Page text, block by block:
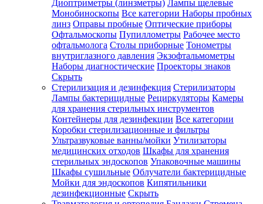
Диоптриметры (линзметры) Лампы щелевые
Монобиноскопы Все категории Наборы пробных
линз Оправы пробные Оптические приборы
Офтальмоскопы Пупиллометры Рабочее место
офтальмолога Столы приборные Тонометры
внутриглазного давления Экзофтальмометры
Наборы диагностические Проекторы знаков
Скрыть
Стерилизация и дезинфекция Стерилизаторы
Лампы бактерицидные Рециркуляторы Камеры
для хранения стерильных инструментов
Контейнеры для дезинфекции Все категории
Коробки стерилизационные и фильтры
Ультразвуковые ванны/мойки Утилизаторы
медицинских отходов Шкафы для хранения
стерильных эндоскопов Упаковочные машины
Шкафы сушильные Облучатели бактерицидные
Мойки для эндоскопов Кипятильники
дезинфекционные Скрыть